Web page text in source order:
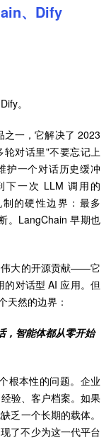
、Dify
。
之一，它解决了 2023
对话里"不要忘记上
护一个对话历史缓冲
下一次 LLM 调用的
的硬性边界：最多
。LangChain 早期也
伟大的开源贡献——它
的对话型 AI 应用。但
天然的边界：
，智能体都从零开始
根本性的问题。企业
验、客户档案。如果
乏一个长期的载体。
了不少为这一代平台